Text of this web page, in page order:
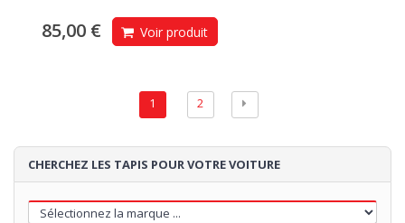
85,00 € Voir produit
1 2
CHERCHEZ LES TAPIS POUR VOTRE VOITURE